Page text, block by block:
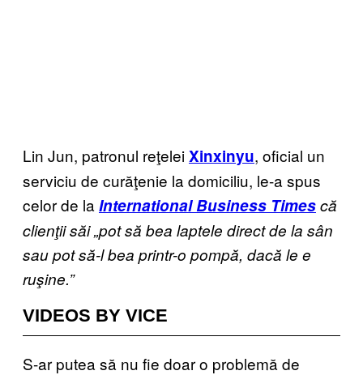
Lin Jun, patronul reţeleiXinxinyu, oficial un
serviciu de curăţenie la domiciliu, le-a spus
celor de la International Business Timescă
clienţii săi „pot să bea laptele direct de la sân
sau pot să-l bea printr-o pompă, dacă le e
ruşine.”
VIDEOS BY VICE
S-ar putea să nu fie doar o problemă de